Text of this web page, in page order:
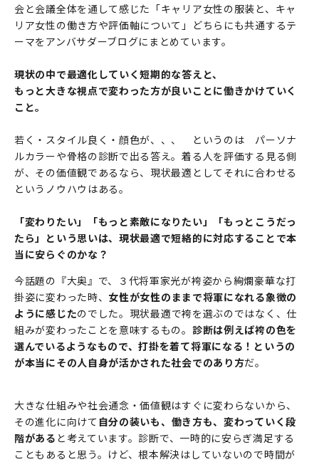
会と会議全体を通して感じた「キャリア女性の服装と、キャ
リア女性の働き方や評価軸について」どちらにも共通するテ
ーマをアンバサダーブログにまとめています。
現状の中で最適化していく短期的な答えと、
もっと大きな視点で変わった方が良いことに働きかけていく
こと。
若く・スタイル良く・顔色が、、、 というのは パーソナ
ルカラーや骨格の診断で出る答え。着る人を評価する見る側
が、その価値観であるなら、現状最適としてそれに合わせる
というノウハウはある。
「変わりたい」「もっと素敵になりたい」「もっとこうだっ
たら」という思いは、現状最適で短絡的に対応することで本
当に安らぐのかな？
今話題の『大奥』で、３代将軍家光が袴姿から絢爛豪華な打
掛姿に変わった時、 女性が女性のままで将軍になれる象徴の
ように感じたのでした。現状最適で袴を選ぶのではなく、仕
組みが変わったことを意味するもの。 診断は例えば袴の色を
選んでいるようなもので、打掛を着て将軍になる！というの
が本当にその人自身が活かされた社会でのあり方だ。
大きな仕組みや社会通念・価値観はすぐに変わらないから、
その進化に向けて 自分の装いも、働き方も、変わっていく段
階がある と考えています。診断で、一時的に安らぎ満足する
こともあると思う。けど、根本解決はしていないので時間が